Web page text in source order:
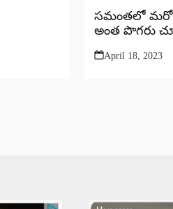
సమంతలో మరో
అంత పొగరు
April 18, 2023